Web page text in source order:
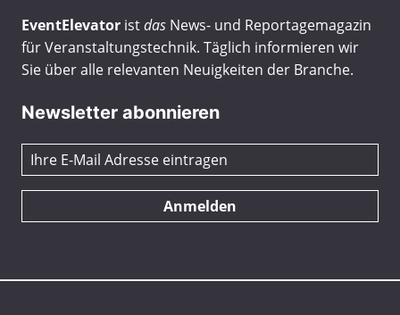
EventElevator istdas News- und Reportagemagazin
für Veranstaltungstechnik. Täglich informieren wir
Sie über alle relevanten Neuigkeiten der Branche.
Newsletter abonnieren
Anmelden